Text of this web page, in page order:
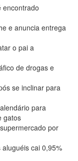
encontrado
e anuncia entrega
o pai a
de drogas e
se inclinar para
para
gatos
por
cai 0,95%